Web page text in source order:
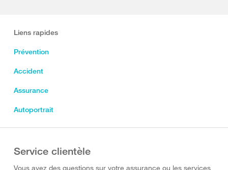
Liens rapides
Prévention
Accident
Assurance
Autoportrait
Service clientèle
Vous avez des questions sur votre assurance ou les services